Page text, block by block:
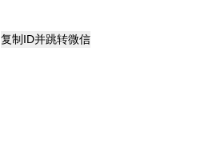
复制ID并跳转微信